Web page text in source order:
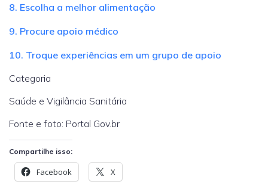
8. Escolha a melhor alimentação
9. Procure apoio médico
10. Troque experiências em um grupo de apoio
Categoria
Saúde e Vigilância Sanitária
Fonte e foto: Portal Gov.br
Compartilhe isso:
Facebook X